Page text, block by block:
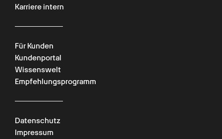
Karriere intern
Für Kunden
Kundenportal
Wissenswelt
Empfehlungsprogramm
Datenschutz
Impressum